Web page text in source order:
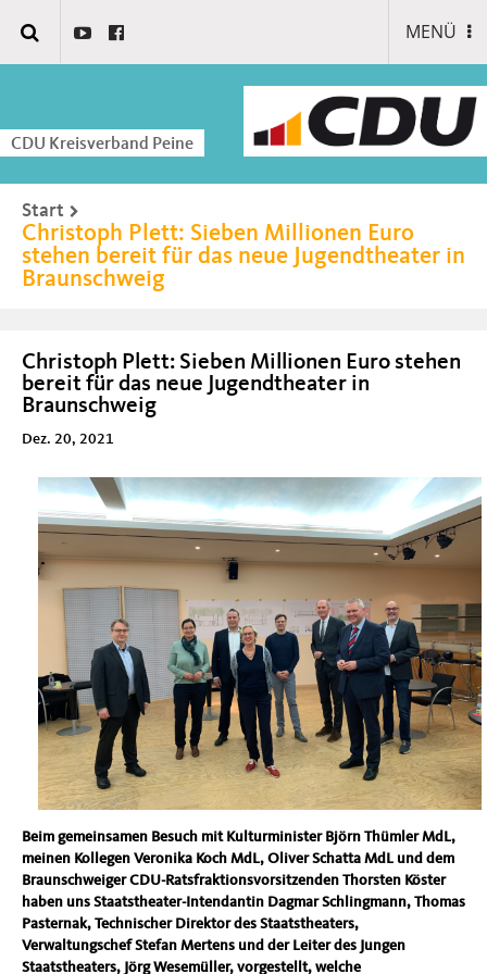
MENÜ
CDU Kreisverband Peine
Start
Christoph Plett: Sieben Millionen Euro
stehen bereit für das neue Jugendtheater in
Braunschweig
Christoph Plett: Sieben Millionen Euro stehen
bereit für das neue Jugendtheater in
Braunschweig
Dez. 20, 2021
Beim gemeinsamen Besuch mit Kulturminister Björn Thümler MdL,
meinen Kollegen Veronika Koch MdL, Oliver Schatta MdL und dem
Braunschweiger CDU-Ratsfraktionsvorsitzenden Thorsten Köster
haben uns Staatstheater-Intendantin Dagmar Schlingmann, Thomas
Pasternak, Technischer Direktor des Staatstheaters,
Verwaltungschef Stefan Mertens und der Leiter des Jungen
Staatstheaters, Jörg Wesemüller, vorgestellt, welche